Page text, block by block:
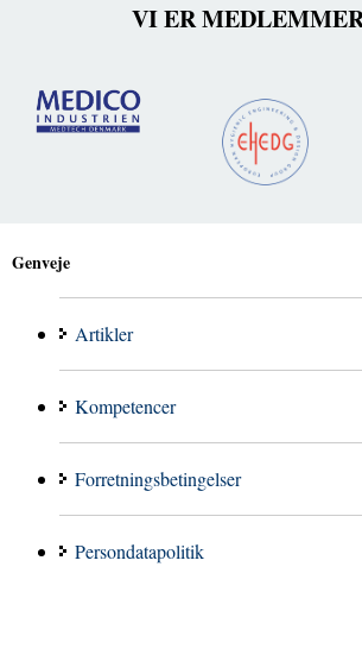
VI ER
Genveje
Artikler
Kompetencer
Forretningsbetingelser
Persondatapolitik